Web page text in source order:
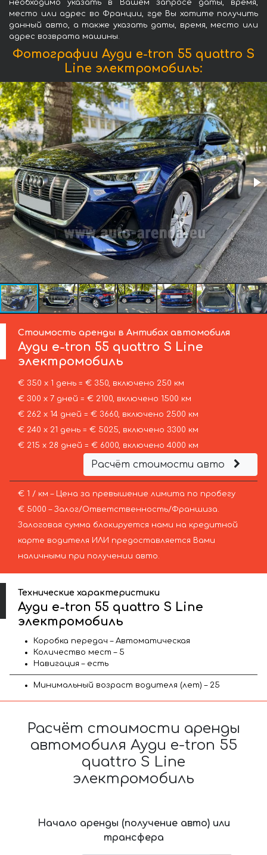
необходимо указать в Вашем запросе даты, время,
место или адрес во Франции, где Вы хотите получить
данный авто, а также указать даты, время, место или
адрес возврата машины.
Фотографии Ауди e-tron 55 quattro S
Line электромобиль:
Стоимость аренды в Антибах автомобиля
Ауди e-tron 55 quattro S Line
электромобиль
€ 350 х 1 день = € 350, включено 250 км
€ 300 х 7 дней = € 2100, включено 1500 км
€ 262 х 14 дней = € 3660, включено 2500 км
€ 240 х 21 день = € 5025, включено 3300 км
€ 215 х 28 дней = € 6000, включено 4000 км
Расчёт стоимости авто
€ 1 / км – Цена за превышение лимита по пробегу
€ 5000 – Залог/Ответственность/Франшиза.
Залоговая сумма блокируется нами на кредитной
карте водителя ИЛИ предоставляется Вами
наличными при получении авто.
Технические характеристики
Ауди e-tron 55 quattro S Line
электромобиль
Коробка передач – Автоматическая
Количество мест – 5
Навигация – есть
Минимальный возраст водителя (лет) – 25
Расчёт стоимости аренды
автомобиля Ауди e-tron 55
quattro S Line
электромобиль
Начало аренды (получение авто) или
трансфера